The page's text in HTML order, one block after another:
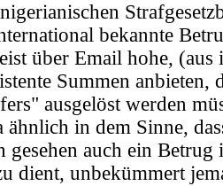
bekannte
über Email hohe, (aus
Summen anbieten,
ausgelöst werden
ähnlich in dem Sinne,
gesehen auch ein Betrug
dient, unbekümmert